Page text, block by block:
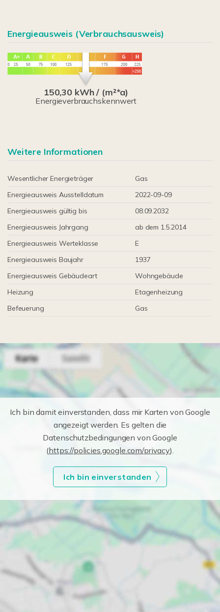
Energieausweis (Verbrauchsausweis)
150,30 kWh / (m²*a)
Energieverbrauchskennwert
Weitere Informationen
Wesentlicher Energieträger
Gas
Energieausweis Ausstelldatum
2022-09-09
Energieausweis gültig bis
08.09.2032
Energieausweis Jahrgang
ab dem 1.5.2014
Energieausweis Werteklasse
E
Energieausweis Baujahr
1937
Energieausweis Gebäudeart
Wohngebäude
Heizung
Etagenheizung
Befeuerung
Gas
Ich bin damit einverstanden, dass mir Karten von Google
angezeigt werden. Es gelten die
Datenschutzbedingungen von Google
(https://policies.google.com/privacy).
Ich bin einverstanden